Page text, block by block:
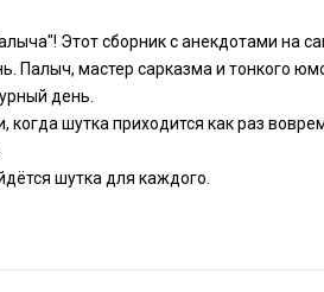
Этот сборник с анекдотами на
Палыч, мастер сарказма и тонкого
день.
шутка приходится как раз
шутка для каждого.